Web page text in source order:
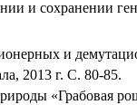
и сохранении
и
2013 г. С. 80-85.
«Грабовая